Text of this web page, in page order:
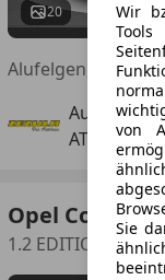
20
Autohaus
AT-2700
Opel Corsa
1.2 EDITION
Wir
von
Sie